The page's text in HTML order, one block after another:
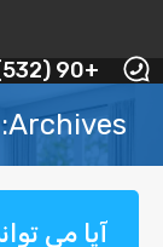
+90 (532) 282 15 99
Archives:
آیا می